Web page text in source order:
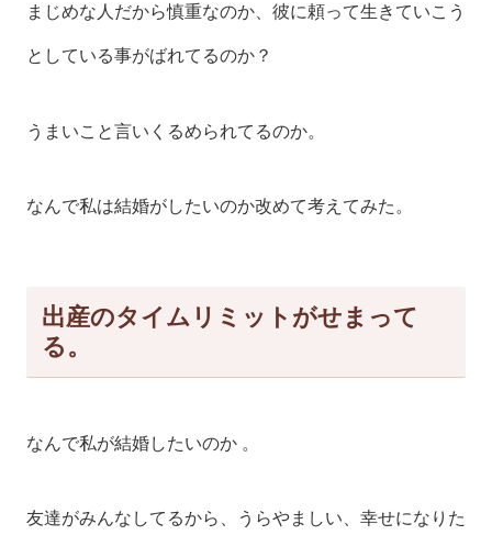
まじめな人だから慎重なのか、彼に頼って生きていこう
としている事がばれてるのか？
うまいこと言いくるめられてるのか。
なんで私は結婚がしたいのか改めて考えてみた。
出産のタイムリミットがせまって
る。
なんで私が結婚したいのか 。
友達がみんなしてるから、うらやましい、幸せになりた